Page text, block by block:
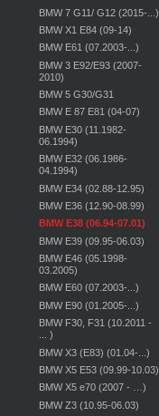
BMW 7 G11/ G12 (2015-...)
BMW X1 E84 (09-14)
BMW E61 (07.2003-...)
BMW 3 E92/E93 (2007-
2010)
BMW 5 G30/G31
BMW E 87 E81 (04-07)
BMW E30 (11.1982-
06.1994)
BMW E32 (06.1986-
04.1994)
BMW E34 (02.88-12.95)
BMW E36 (12.90-08.99)
BMW E38 (06.94-07.01)
BMW E39 (09.95-06.03)
BMW E46 (05.1998-
03.2005)
BMW E60 (07.2003-...)
BMW E90 (01.2005-...)
BMW F30, F31 (10.2011 -
... )
BMW X3 (E83) (01.04-...)
BMW X5 E53 (09.99-10.03)
BMW X5 e70 (2007 - …)
BMW Z3 (10.95-06.03)